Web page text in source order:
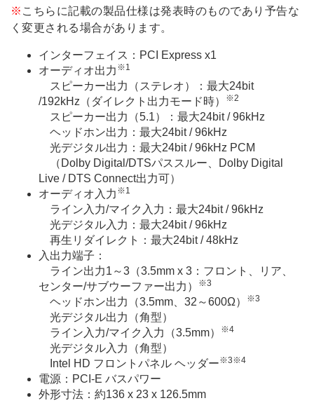
※ こちらに記載の製品仕様は発表時のものであり予告な
く変更される場合があります。
インターフェイス：PCI Express x1
オーディオ出力 ※1
スピーカー出力（ステレオ）：最大24bit
/192kHz（ダイレクト出力モード時）
※2
スピーカー出力（5.1）：最大24bit / 96kHz
ヘッドホン出力：最大24bit / 96kHz
光デジタル出力：最大24bit / 96kHz PCM
（Dolby Digital/DTSパススルー、Dolby Digital
Live / DTS Connect出力可）
オーディオ入力 ※1
ライン入力/マイク入力：最大24bit / 96kHz
光デジタル入力：最大24bit / 96kHz
再生リダイレクト：最大24bit / 48kHz
入出力端子：
ライン出力1～3（3.5mm x 3：フロント、リア、
センター/サブウーファー出力）
※3
ヘッドホン出力（3.5mm、32～600Ω） ※3
光デジタル出力（角型）
ライン入力/マイク入力（3.5mm）
※4
光デジタル入力（角型）
Intel HD フロントパネル ヘッダー※3※4
電源：PCI-E バスパワー
外形寸法：約136 x 23 x 126.5mm